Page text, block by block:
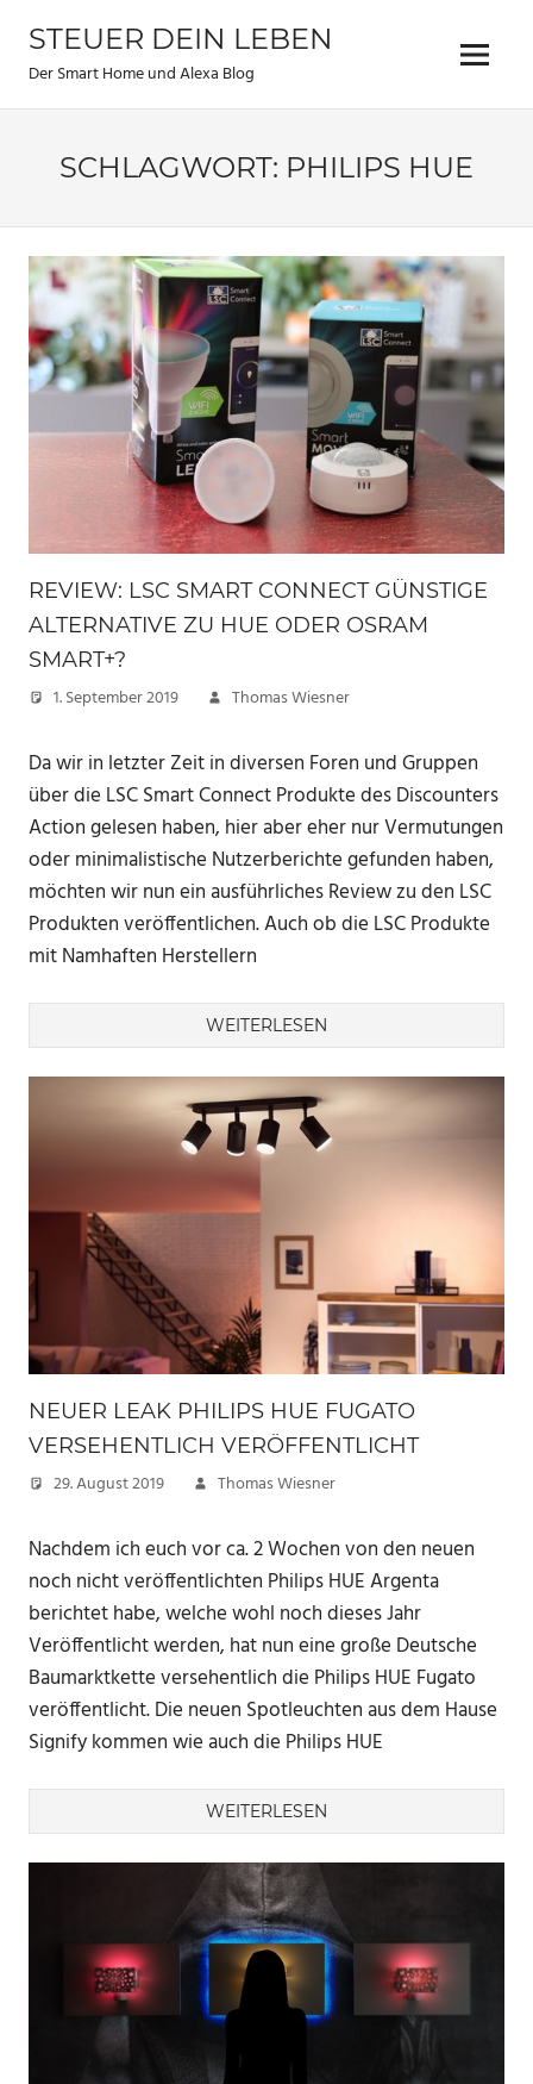
Inhalt
springen
STEUER DEIN LEBEN
Der Smart Home und Alexa Blog Menu
SCHLAGWORT: PHILIPS HUE
REVIEW: LSC SMART CONNECT GÜNSTIGE
ALTERNATIVE ZU HUE ODER OSRAM
SMART+?
1. September 2019 Thomas Wiesner
Da wir in letzter Zeit in diversen Foren und Gruppen
über die LSC Smart Connect Produkte des Discounters
Action gelesen haben, hier aber eher nur Vermutungen
oder minimalistische Nutzerberichte gefunden haben,
möchten wir nun ein ausführliches Review zu den LSC
Produkten veröffentlichen. Auch ob die LSC Produkte
mit Namhaften Herstellern
WEITERLESEN
NEUER LEAK PHILIPS HUE FUGATO
VERSEHENTLICH VERÖFFENTLICHT
29. August 2019 Thomas Wiesner
Nachdem ich euch vor ca. 2 Wochen von den neuen
noch nicht veröffentlichten Philips HUE Argenta
berichtet habe, welche wohl noch dieses Jahr
Veröffentlicht werden, hat nun eine große Deutsche
Baumarktkette versehentlich die Philips HUE Fugato
veröffentlicht. Die neuen Spotleuchten aus dem Hause
Signify kommen wie auch die Philips HUE
WEITERLESEN